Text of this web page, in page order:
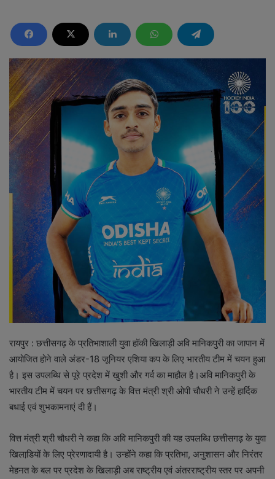
रायपुर : छत्तीसगढ़ के प्रतिभाशाली युवा हॉकी खिलाड़ी अवि मानिकपुरी का जापान में
आयोजित होने वाले अंडर-18 जूनियर एशिया कप के लिए भारतीय टीम में चयन हुआ
है। इस उपलब्धि से पूरे प्रदेश में खुशी और गर्व का माहौल है।अवि मानिकपुरी के
भारतीय टीम में चयन पर छत्तीसगढ़ के वित्त मंत्री श्री ओपी चौधरी ने उन्हें हार्दिक
बधाई एवं शुभकामनाएं दी हैं।
वित्त मंत्री श्री चौधरी ने कहा कि अवि मानिकपुरी की यह उपलब्धि छत्तीसगढ़ के युवा
खिलाडि़यों के लिए प्रेरणादायी है। उन्होंने कहा कि प्रतिभा, अनुशासन और निरंतर
मेहनत के बल पर प्रदेश के खिलाड़ी अब राष्ट्रीय एवं अंतरराष्ट्रीय स्तर पर अपनी